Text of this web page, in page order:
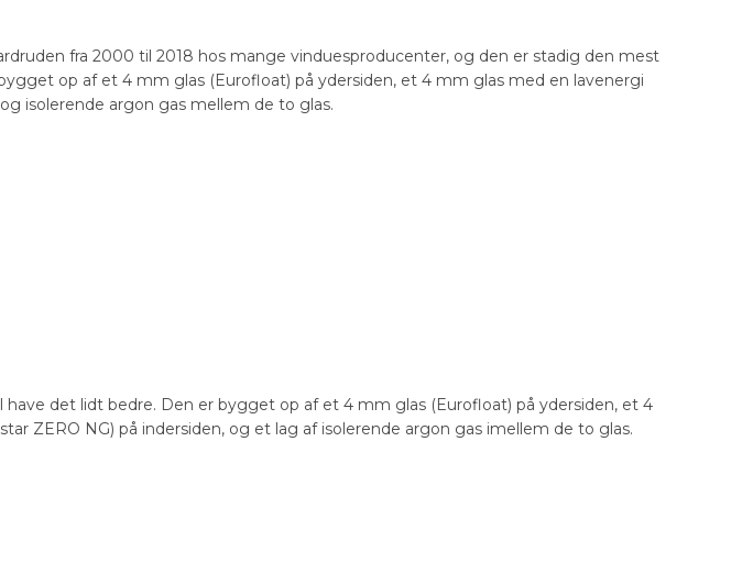
fra 2000 til 2018 hos mange vinduesproducenter, og den er stadig den mest
op af et 4 mm glas (Eurofloat) på ydersiden, et 4 mm glas med en lavenergi
isolerende argon gas mellem de to glas.
det lidt bedre. Den er bygget op af et 4 mm glas (Eurofloat) på ydersiden, et 4
ZERO NG) på indersiden, og et lag af isolerende argon gas imellem de to glas.